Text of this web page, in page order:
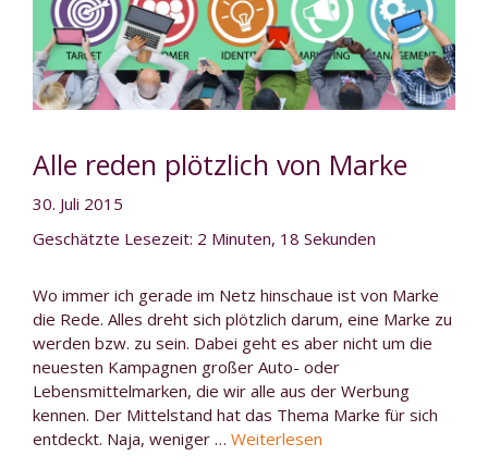
Alle reden plötzlich von Marke
30. Juli 2015
Geschätzte Lesezeit: 2 Minuten, 18 Sekunden
Wo immer ich gerade im Netz hinschaue ist von Marke
die Rede. Alles dreht sich plötzlich darum, eine Marke zu
werden bzw. zu sein. Dabei geht es aber nicht um die
neuesten Kampagnen großer Auto- oder
Lebensmittelmarken, die wir alle aus der Werbung
kennen. Der Mittelstand hat das Thema Marke für sich
entdeckt. Naja, weniger … Weiterlesen